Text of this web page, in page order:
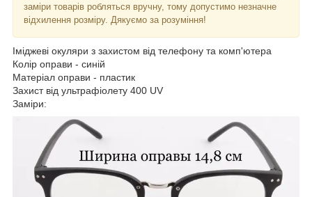
заміри товарів робляться вручну, тому допустимо незначне
відхилення розміру. Дякуємо за розуміння!
Іміджеві окуляри з захистом від телефону та комп'ютера
Колір оправи - синій
Матеріал оправи - пластик
Захист від ультрафіолету 400 UV
Заміри: